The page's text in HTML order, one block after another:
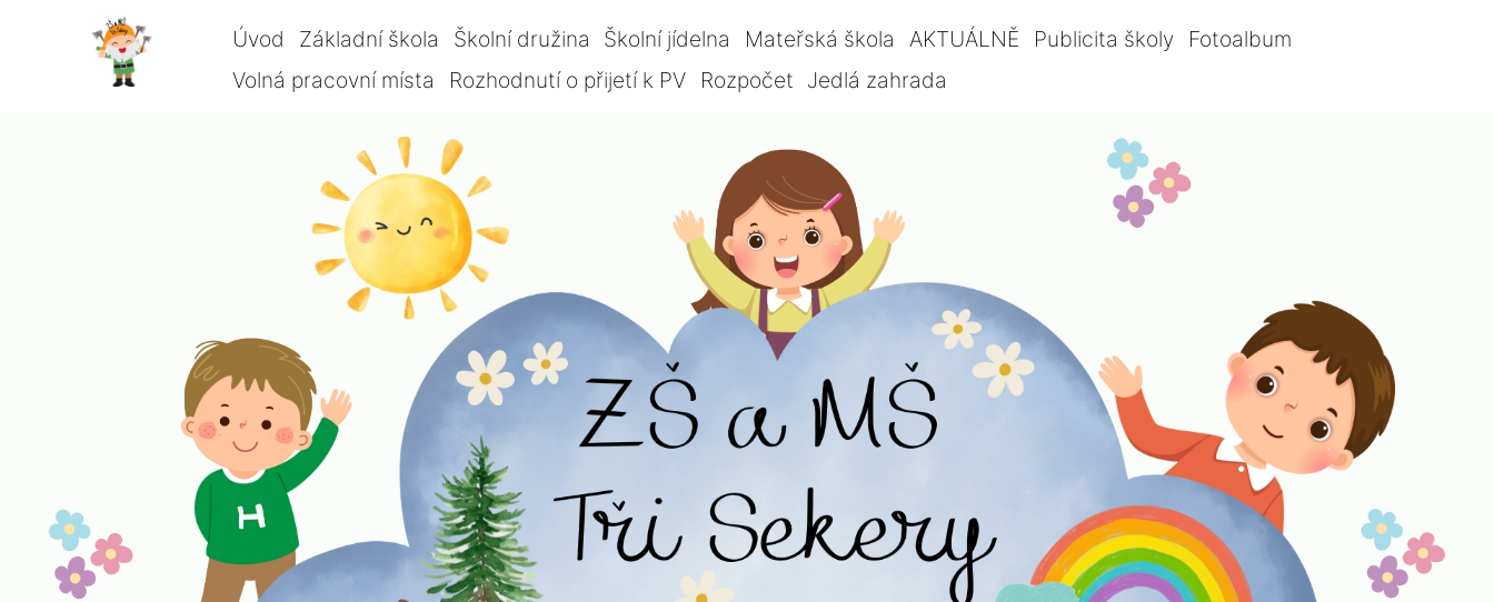
Úvod Základní škola Školní družina Školní jídelna Mateřská škola AKTUÁLNĚ Publicita školy
Fotoalbum
Volná pracovní místa
Rozhodnutí o přijetí k PV Rozpočet Jedlá zahrada